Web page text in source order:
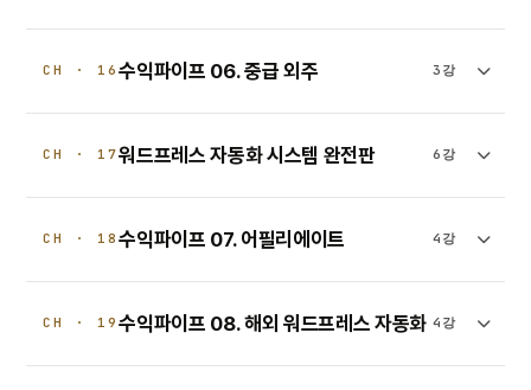
CH · 16수익파이프 06. 중급 외주 3강
CH · 17워드프레스 자동화 시스템 완전판 6강
CH · 18수익파이프 07. 어필리에이트 4강
CH · 19수익파이프 08. 해외 워드프레스 자동화 4강